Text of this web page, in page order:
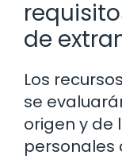
de
Los
se
origen y de
personales